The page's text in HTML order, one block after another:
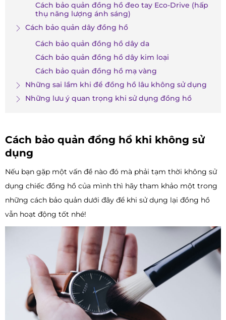
Cách bảo quản đồng hồ đeo tay Eco-Drive (hấp
thụ năng lượng ánh sáng)
Cách bảo quản dây đồng hồ
Cách bảo quản đồng hồ dây da
Cách bảo quản đồng hồ dây kim loại
Cách bảo quản đồng hồ mạ vàng
Những sai lầm khi để đồng hồ lâu không sử dụng
Những lưu ý quan trọng khi sử dụng đồng hồ
Cách bảo quản đồng hồ khi không sử
dụng
Nếu bạn gặp một vấn đề nào đó mà phải tạm thời không sử
dụng chiếc đồng hồ của mình thì hãy tham khảo một trong
những cách bảo quản dưới đây để khi sử dụng lại đồng hồ
vẫn hoạt động tốt nhé!